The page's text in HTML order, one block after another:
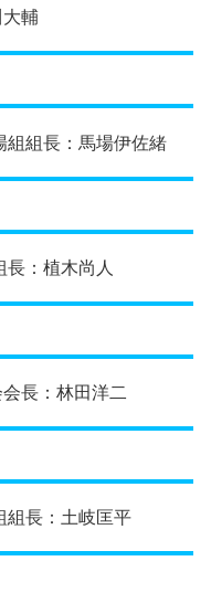
輔
組組長：馬場伊佐緒
：植木尚人
長：林田洋二
組長：土岐匡平